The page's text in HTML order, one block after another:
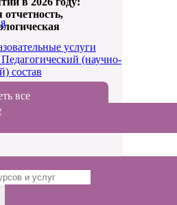
услуги
(научно-
состав
отчетность,
все